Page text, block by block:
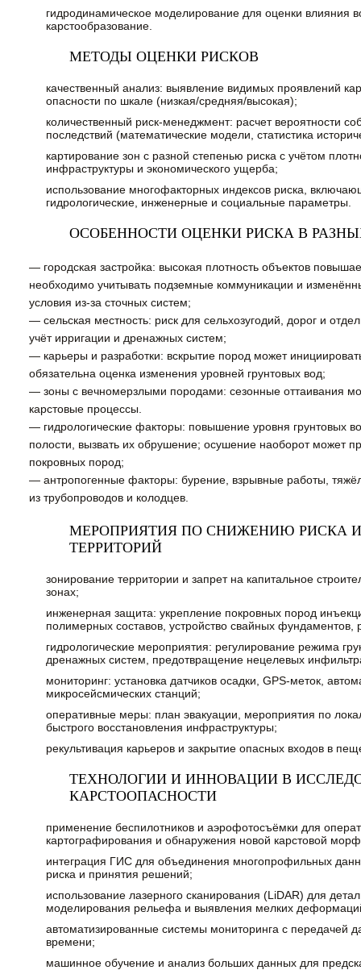
гидродинамическое моделирование для оценки влияния
карстообразование.
МЕТОДЫ ОЦЕНКИ РИСКОВ
качественный анализ: выявление видимых проявлений
опасности по шкале (низкая/средняя/высокая);
количественный риск-менеджмент: расчет вероятности
последствий (математические модели, статистика
картирование зон с разной степенью риска с учётом
инфраструктуры и экономического ущерба;
использование многофакторных индексов риска,
гидрологические, инженерные и социальные параметры.
ОСОБЕННОСТИ ОЦЕНКИ РИСКА В
— городская застройка: высокая плотность объектов
необходимо учитывать подземные коммуникации и
условия из-за сточных систем;
— сельская местность: риск для сельхозугодий, дорог и
учёт ирригации и дренажных систем;
— карьеры и разработки: вскрытие пород может
обязательна оценка изменения уровней грунтовых вод;
— зоны с вечномерзлыми породами: сезонные оттаивания
карстовые процессы.
— гидрологические факторы: повышение уровня грунтовых
полости, вызвать их обрушение; осушение наоборот может
покровных пород;
— антропогенные факторы: бурение, взрывные работы,
из трубопроводов и колодцев.
МЕРОПРИЯТИЯ ПО СНИЖЕНИЮ РИСКА
ТЕРРИТОРИЙ
зонирование территории и запрет на капитальное
зонах;
инженерная защита: укрепление покровных пород
полимерных составов, устройство свайных фундаментов,
гидрологические мероприятия: регулирование режима
дренажных систем, предотвращение нецелевых
мониторинг: установка датчиков осадки, GPS-меток,
микросейсмических станций;
оперативные меры: план эвакуации, мероприятия по
быстрого восстановления инфраструктуры;
рекультивация карьеров и закрытие опасных входов в
ТЕХНОЛОГИИ И ИННОВАЦИИ В
КАРСТООПАСНОСТИ
применение беспилотников и аэрофотосъёмки для
картографирования и обнаружения новой карстовой
интеграция ГИС для объединения многопрофильных
риска и принятия решений;
использование лазерного сканирования (LiDAR) для
моделирования рельефа и выявления мелких
автоматизированные системы мониторинга с передачей
времени;
машинное обучение и анализ больших данных для